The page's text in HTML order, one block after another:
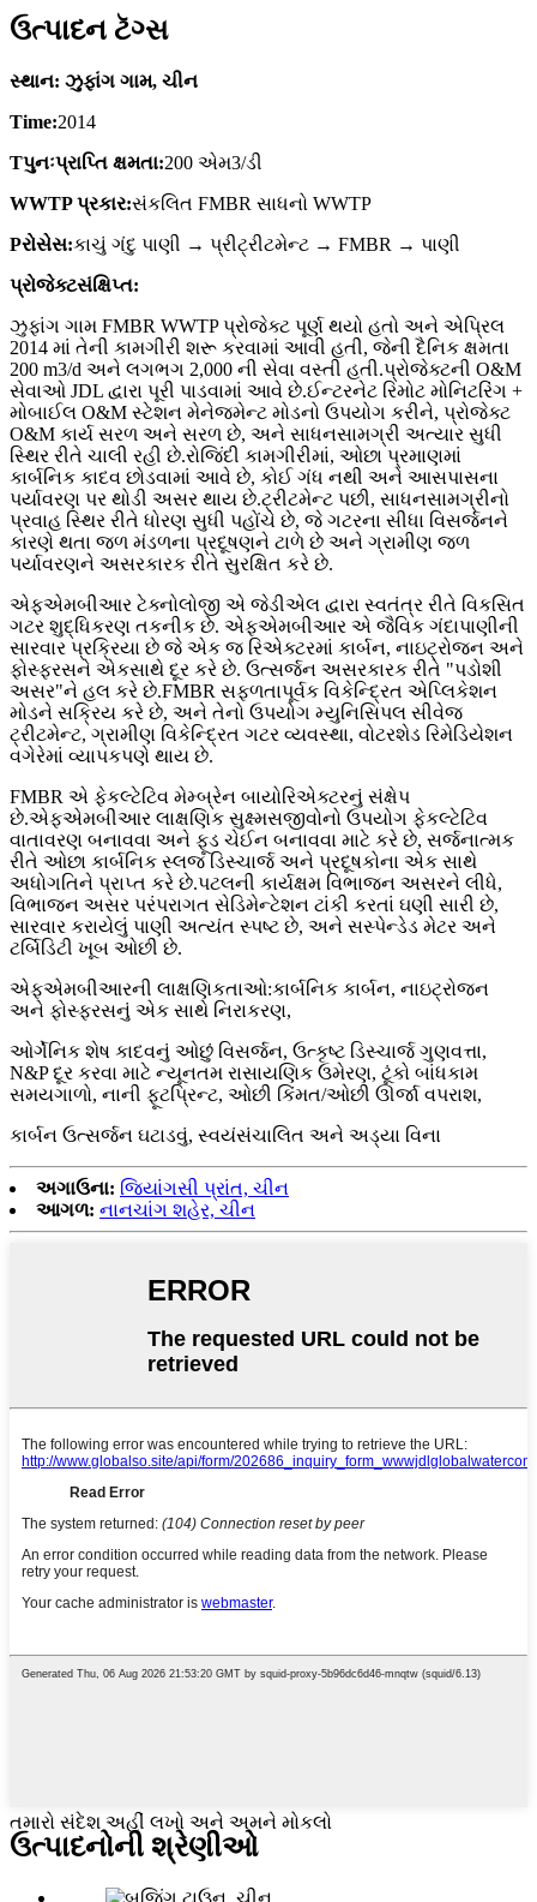
ઉત્પાદન ટૅગ્સ
સ્થાન: ઝુફાંગ ગામ, ચીન
Time:2014
Tપુનઃપ્રાપ્તિ ક્ષમતા:200 એમ3/ડી
WWTP પ્રકાર:સંકલિત FMBR સાધનો WWTP
Pરોસેસ:કાચું ગંદુ પાણી → પ્રીટ્રીટમેન્ટ → FMBR → પાણી
પ્રોજેક્ટસંક્ષિપ્ત:
ઝુફાંગ ગામ FMBR WWTP પ્રોજેક્ટ પૂર્ણ થયો હતો અને એપ્રિલ
2014 માં તેની કામગીરી શરૂ કરવામાં આવી હતી, જેની દૈનિક ક્ષમતા
200 m3/d અને લગભગ 2,000 ની સેવા વસ્તી હતી.પ્રોજેક્ટની O&M
સેવાઓ JDL દ્વારા પૂરી પાડવામાં આવે છે.ઈન્ટરનેટ રિમોટ મોનિટરિંગ +
મોબાઈલ O&M સ્ટેશન મેનેજમેન્ટ મોડનો ઉપયોગ કરીને, પ્રોજેક્ટ
O&M કાર્ય સરળ અને સરળ છે, અને સાધનસામગ્રી અત્યાર સુધી
સ્થિર રીતે ચાલી રહી છે.રોજિંદી કામગીરીમાં, ઓછા પ્રમાણમાં
કાર્બનિક કાદવ છોડવામાં આવે છે, કોઈ ગંધ નથી અને આસપાસના
પર્યાવરણ પર થોડી અસર થાય છે.ટ્રીટમેન્ટ પછી, સાધનસામગ્રીનો
પ્રવાહ સ્થિર રીતે ધોરણ સુધી પહોંચે છે, જે ગટરના સીધા વિસર્જનને
કારણે થતા જળ મંડળના પ્રદૂષણને ટાળે છે અને ગ્રામીણ જળ
પર્યાવરણને અસરકારક રીતે સુરક્ષિત કરે છે.
એફએમબીઆર ટેક્નોલોજી એ જેડીએલ દ્વારા સ્વતંત્ર રીતે વિકસિત
ગટર શુદ્ધિકરણ તકનીક છે. એફએમબીઆર એ જૈવિક ગંદાપાણીની
સારવાર પ્રક્રિયા છે જે એક જ રિએક્ટરમાં કાર્બન, નાઇટ્રોજન અને
ફોસ્ફરસને એકસાથે દૂર કરે છે. ઉત્સર્જન અસરકારક રીતે "પડોશી
અસર"ને હલ કરે છે.FMBR સફળતાપૂર્વક વિકેન્દ્રિત એપ્લિકેશન
મોડને સક્રિય કરે છે, અને તેનો ઉપયોગ મ્યુનિસિપલ સીવેજ
ટ્રીટમેન્ટ, ગ્રામીણ વિકેન્દ્રિત ગટર વ્યવસ્થા, વોટરશેડ રિમેડિયેશન
વગેરેમાં વ્યાપકપણે થાય છે.
FMBR એ ફેકલ્ટેટિવ ​​મેમ્બ્રેન બાયોરિએક્ટરનું સંક્ષેપ
છે.એફએમબીઆર લાક્ષણિક સુક્ષ્મસજીવોનો ઉપયોગ ફેકલ્ટેટિવ ​​
વાતાવરણ બનાવવા અને ફૂડ ચેઈન બનાવવા માટે કરે છે, સર્જનાત્મક
રીતે ઓછા કાર્બનિક સ્લજ ડિસ્ચાર્જ અને પ્રદૂષકોના એક સાથે
અધોગતિને પ્રાપ્ત કરે છે.પટલની કાર્યક્ષમ વિભાજન અસરને લીધે,
વિભાજન અસર પરંપરાગત સેડિમેન્ટેશન ટાંકી કરતાં ઘણી સારી છે,
સારવાર કરાયેલું પાણી અત્યંત સ્પષ્ટ છે, અને સસ્પેન્ડેડ મેટર અને
ટર્બિડિટી ખૂબ ઓછી છે.
એફએમબીઆરની લાક્ષણિકતાઓ:કાર્બનિક કાર્બન, નાઇટ્રોજન
અને ફોસ્ફરસનું એક સાથે નિરાકરણ,
ઓર્ગેનિક શેષ કાદવનું ઓછું વિસર્જન, ઉત્કૃષ્ટ ડિસ્ચાર્જ ગુણવત્તા,
N&P દૂર કરવા માટે ન્યૂનતમ રાસાયણિક ઉમેરણ, ટૂંકો બાંધકામ
સમયગાળો, નાની ફૂટપ્રિન્ટ, ઓછી કિંમત/ઓછી ઊર્જા વપરાશ,
કાર્બન ઉત્સર્જન ઘટાડવું, સ્વયંસંચાલિત અને અડ્યા વિના
અગાઉના: જિયાંગસી પ્રાંત, ચીન
આગળ: નાનચાંગ શહેર, ચીન
તમારો સંદેશ અહીં લખો અને અમને મોકલો
ઉત્પાદનોની શ્રેણીઓ